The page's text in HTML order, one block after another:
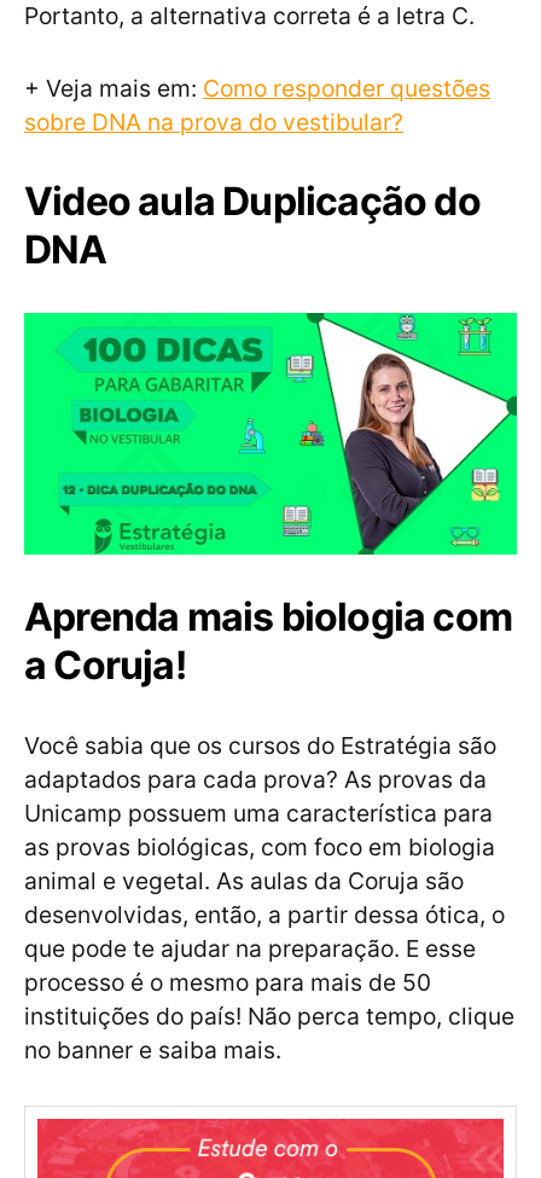
Portanto, a alternativa correta é a letra C.
+ Veja mais em: Como responder questões
sobre DNA na prova do vestibular?
Video aula Duplicação do
DNA
Aprenda mais biologia com
a Coruja!
Você sabia que os cursos do Estratégia são
adaptados para cada prova? As provas da
Unicamp possuem uma característica para
as provas biológicas, com foco em biologia
animal e vegetal. As aulas da Coruja são
desenvolvidas, então, a partir dessa ótica, o
que pode te ajudar na preparação. E esse
processo é o mesmo para mais de 50
instituições do país! Não perca tempo, clique
no banner e saiba mais.